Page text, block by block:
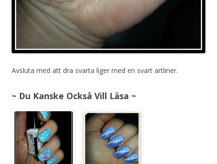
Avsluta med att dra svarta liger med en svart artliner.
~ Du Kanske Också Vill Läsa ~